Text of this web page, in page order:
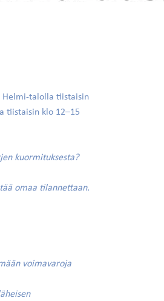
Helmi-talolla tiistaisin
tiistaisin klo 12–15
kuormituksesta?
omaa tilannettaan.
voimavaroja